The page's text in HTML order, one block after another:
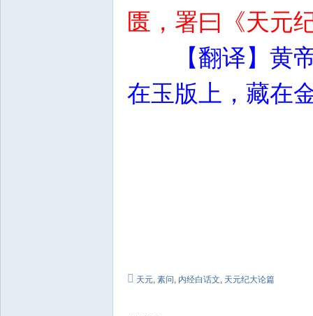
匮，署曰《天元
【翻译】黄
在玉版上，藏在
天元, 素问 , 内经白话文, 天元纪大论篇